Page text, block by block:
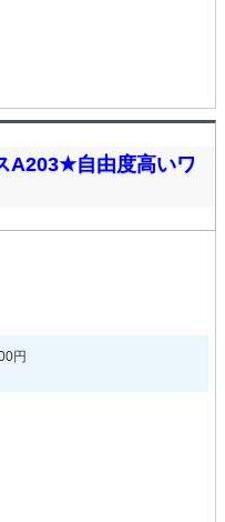
A203★自由度高いワ
円